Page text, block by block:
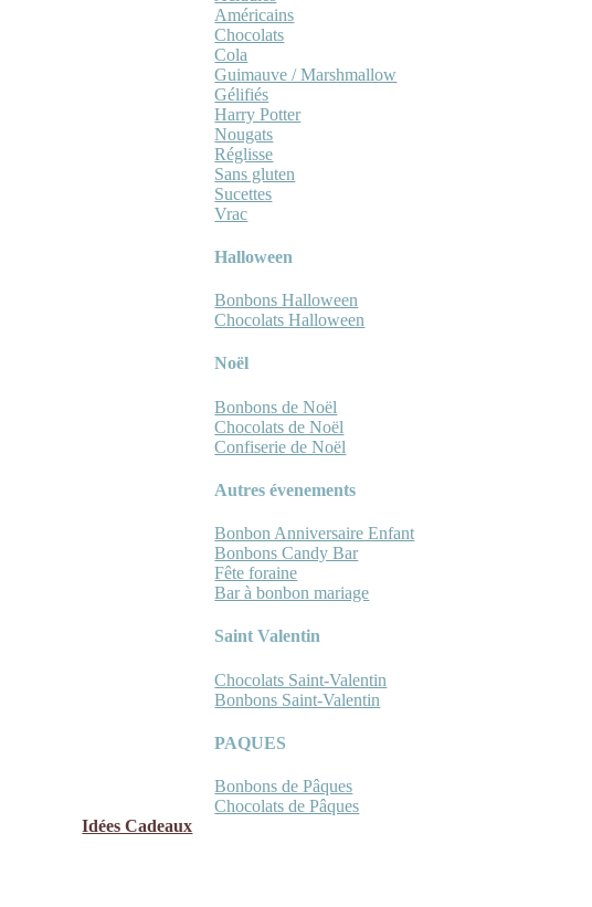
Américains
Chocolats
Cola
Guimauve / Marshmallow
Gélifiés
Harry Potter
Nougats
Réglisse
Sans gluten
Sucettes
Vrac
Halloween
Bonbons Halloween
Chocolats Halloween
Noël
Bonbons de Noël
Chocolats de Noël
Confiserie de Noël
Autres évenements
Bonbon Anniversaire Enfant
Bonbons Candy Bar
Fête foraine
Bar à bonbon mariage
Saint Valentin
Chocolats Saint-Valentin
Bonbons Saint-Valentin
PAQUES
Bonbons de Pâques
Chocolats de Pâques
Idées Cadeaux